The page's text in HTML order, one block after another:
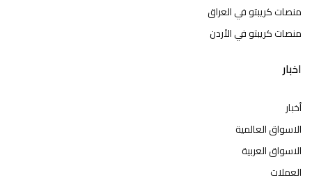
منصات كريبتو في العراق
منصات كريبتو في الأردن
اخبار
أخبار
الاسواق العالمية
الاسواق العربية
العملات